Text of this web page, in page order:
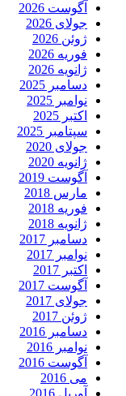
آگوست 2026
جولای 2026
ژوئن 2026
فوریه 2026
ژانویه 2026
دسامبر 2025
نوامبر 2025
اکتبر 2025
سپتامبر 2025
جولای 2020
ژانویه 2020
آگوست 2019
مارس 2018
فوریه 2018
ژانویه 2018
دسامبر 2017
نوامبر 2017
اکتبر 2017
آگوست 2017
جولای 2017
ژوئن 2017
دسامبر 2016
نوامبر 2016
آگوست 2016
می 2016
آوریل 2016